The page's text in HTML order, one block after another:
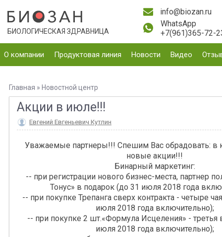
БИОЛОГИЧЕСКАЯ ЗДРАВНИЦА
info@biozan.ru
WhatsApp
+7(961)365-72-
О компании Продуктовая линия Новости Видео
Главная » Новостной центр
Акции в июле!!!
Евгений Евгеньевич Кутлин
Уважаемые партнеры!!! Спешим Вас обрадовать: в
новые акции!!!
Бинарный маркетинг:
-- при регистрации нового бизнес-места, партнер
Тонус» в подарок (до 31 июля 2018 года
-- при покупке Трепанга сверх контракта - четыре
июля 2018 года включительно);
-- при покупке 2 шт.«Формула Исцеления» - третья
июля 2018 года включительно);